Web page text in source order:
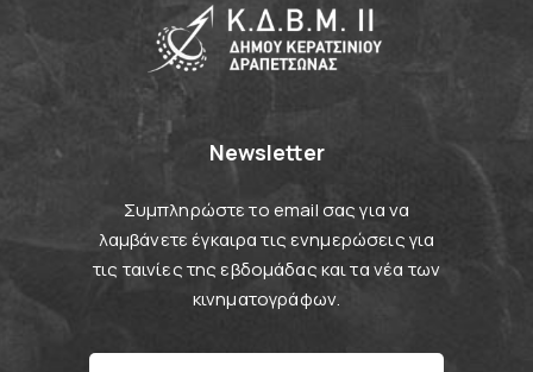
Newsletter
Συμπληρώστε το email σας για να
λαμβάνετε έγκαιρα τις ενημερώσεις για
τις ταινίες της εβδομάδας και τα νέα των
κινηματογράφων.